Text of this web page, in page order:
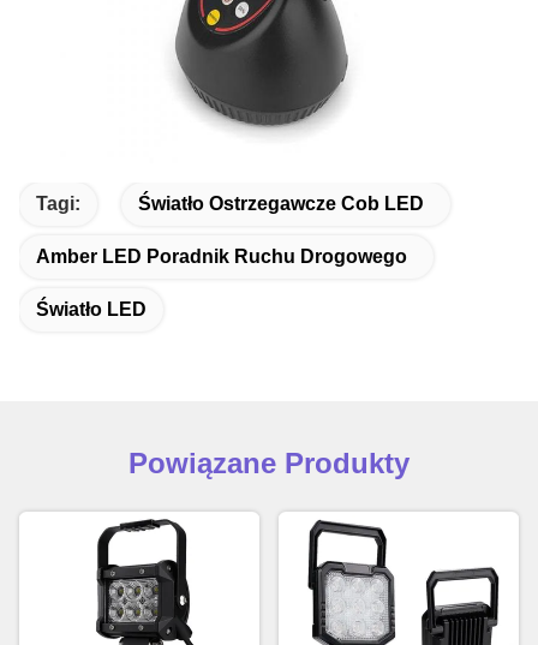
Tagi: Światło Ostrzegawcze Cob LED
Amber LED Poradnik Ruchu Drogowego
Światło LED
Powiązane Produkty